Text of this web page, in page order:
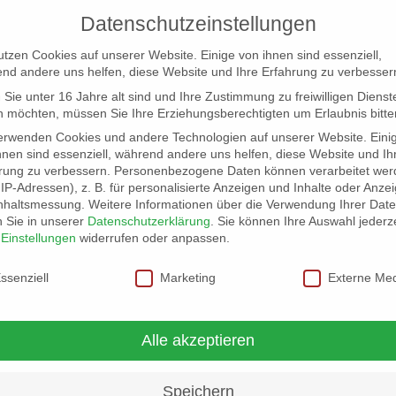
LOCATION SCOUT ELB-LOCATION: PANORAMA
Datenschutzeinstellungen
Cookies auf unserer Website. Einige von ihnen sind essenziell,
andere uns helfen, diese Website und Ihre Erfahrung zu
Sie unter 16 Jahre alt sind und Ihre Zustimmung zu freiwilligen
möchten, müssen Sie Ihre Erziehungsberechtigten um Erlaubnis
Cookies und andere Technologien auf unserer Website.
sind essenziell, während andere uns helfen, diese Website und
zu verbessern.
Personenbezogene Daten können verarbeitet
Adressen), z. B. für personalisierte Anzeigen und Inhalte oder
Weitere Informationen über die Verwendung Ihrer
Sie in unserer Datenschutzerklärung
Sie können Ihre Auswahl
Einstellungen widerrufen oder anpassen.
Marketing Externe
Alle akzeptieren
Speichern